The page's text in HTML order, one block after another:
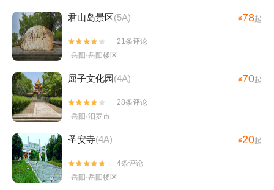
君山岛景区(5A) ¥78起


21条评论
岳阳·岳阳楼区
屈子文化园(4A) ¥70起


28条评论
岳阳·汨罗市
圣安寺(4A) ¥20起


4条评论
岳阳·岳阳楼区